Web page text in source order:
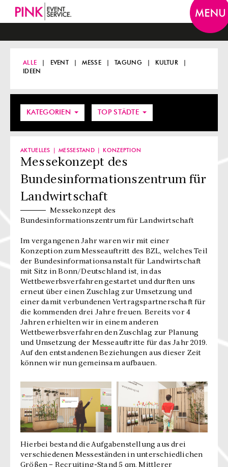
ALLE EVENT MESSE TAGUNG
KULTUR
IDEEN
AKTUELLES MESSESTAND KONZEPTION
Messekonzept des
Bundesinformationszentrum für
Landwirtschaft
Messekonzept des
Bundesinformationszentrum für Landwirtschaft
Im vergangenen Jahr waren wir mit einer
Konzeption zum Messeauftritt des BZL, welches Teil
der Bundesinformationsanstalt für Landwirtschaft
mit Sitz in Bonn/Deutschland ist, in das
Wettbewerbsverfahren gestartet und durften uns
erneut über einen Zuschlag zur Umsetzung und
einer damit verbundenen Vertragspartnerschaft für
die kommenden drei Jahre freuen. Bereits vor 4
Jahren erhielten wir in einem anderen
Wettbewerbsverfahren den Zuschlag zur Planung
und Umsetzung der Messeauftritte für das Jahr 2019.
Auf den entstandenen Beziehungen aus dieser Zeit
können wir nun gemeinsam aufbauen.
Hierbei bestand die Aufgabenstellung aus drei
verschiedenen Messeständen in unterschiedlichen
Größen – Recruiting-Stand 5 qm, Mittlerer
KATEGORIEN TOP STÄDTE